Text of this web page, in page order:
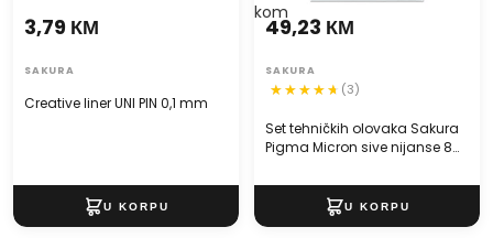
Creative liner UNI PIN 0,1 mm
3,79 КМ
SAKURA
kom
Set tehničkih olovaka Sakura
Pigma Micron sive nijanse 8
49,23 КМ
SAKURA
(3)